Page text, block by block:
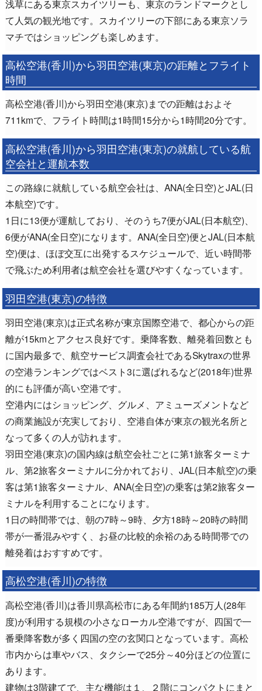
浅草にある東京スカイツリーも、東京のランドマークとし
て人気の観光地です。スカイツリーの下部にある東京ソラ
マチではショッピングも楽しめます。
高松空港(香川)から羽田空港(東京)の距離とフライト
時間
高松空港(香川)から羽田空港(東京)までの距離はおよそ
711kmで、フライト時間は1時間15分から1時間20分です。
高松空港(香川)から羽田空港(東京)の就航している航
空会社と運航本数
この路線に就航している航空会社は、ANA(全日空)とJAL(日
本航空)です。
1日に13便が運航しており、そのうち7便がJAL(日本航空)、
6便がANA(全日空)になります。ANA(全日空)便とJAL(日本航
空)便は、ほぼ交互に出発するスケジュールで、近い時間帯
で飛ぶため利用者は航空会社を選びやすくなっています。
羽田空港(東京)の特徴
羽田空港(東京)は正式名称が東京国際空港で、都心からの距
離が15kmとアクセス良好です。乗降客数、離発着回数とも
に国内最多で、航空サービス調査会社であるSkytraxの世界
の空港ランキングではベスト3に選ばれるなど(2018年)世界
的にも評価が高い空港です。
空港内にはショッピング、グルメ、アミューズメントなど
の商業施設が充実しており、空港自体が東京の観光名所と
なって多くの人が訪れます。
羽田空港(東京)の国内線は航空会社ごとに第1旅客ターミナ
ル、第2旅客ターミナルに分かれており、JAL(日本航空)の乗
客は第1旅客ターミナル、ANA(全日空)の乗客は第2旅客ター
ミナルを利用することになります。
1日の時間帯では、朝の7時～9時、夕方18時～20時の時間
帯が一番混みやすく、お昼の比較的余裕のある時間帯での
離発着はおすすめです。
高松空港(香川)の特徴
高松空港(香川)は香川県高松市にある年間約185万人(28年
度)が利用する規模の小さなローカル空港ですが、四国で一
番乗降客数が多く四国の空の玄関口となっています。高松
市内からは車やバス、タクシーで25分～40分ほどの位置に
あります。
建物は3階建てで、主な機能は１、２階にコンパクトにまと